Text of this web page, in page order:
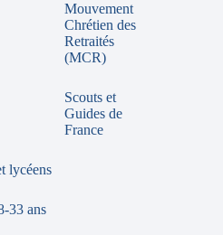
Mouvement
Chrétien des
Retraités
(MCR)
Scouts et
Guides de
France
lycéens
33 ans